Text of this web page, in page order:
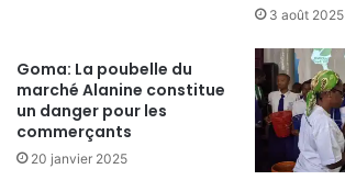
3 août 2025
Goma: La poubelle du
marché Alanine constitue
un danger pour les
commerçants
20 janvier 2025